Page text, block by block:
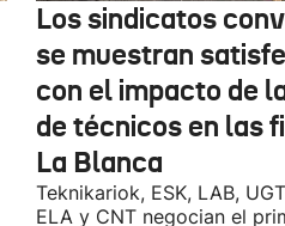
Los sindicatos
se muestran
con el impacto de
de técnicos en las
La Blanca
Teknikariok, ESK, LAB,
ELA y CNT negocian el